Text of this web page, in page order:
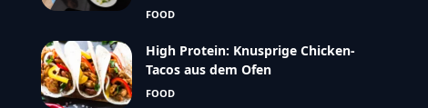
FOOD
High Protein: Knusprige Chicken-
Tacos aus dem Ofen
FOOD